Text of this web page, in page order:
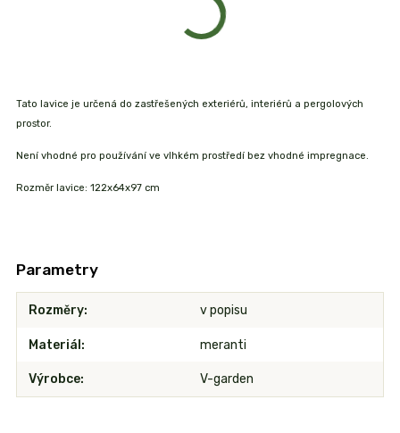
Tato lavice je určená do zastřešených exteriérů, interiérů a pergolových
prostor.
Není vhodné pro používání ve vlhkém prostředí bez vhodné impregnace.
Rozměr lavice: 122x64x97 cm
Parametry
Rozměry v popisu
Materiál meranti
Výrobce V-garden